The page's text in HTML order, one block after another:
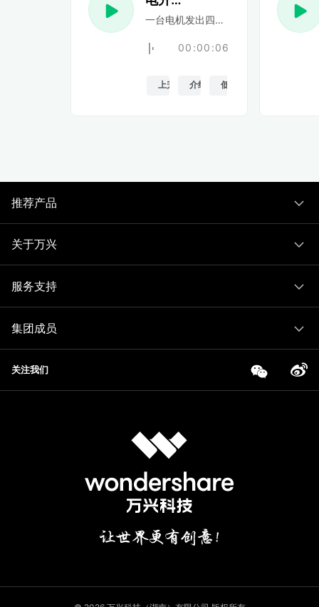
一台电机发出四次哔哔声。
00:00:06
上升 介绍 低音
推荐产品
关于万兴
服务支持
集团成员
关注我们